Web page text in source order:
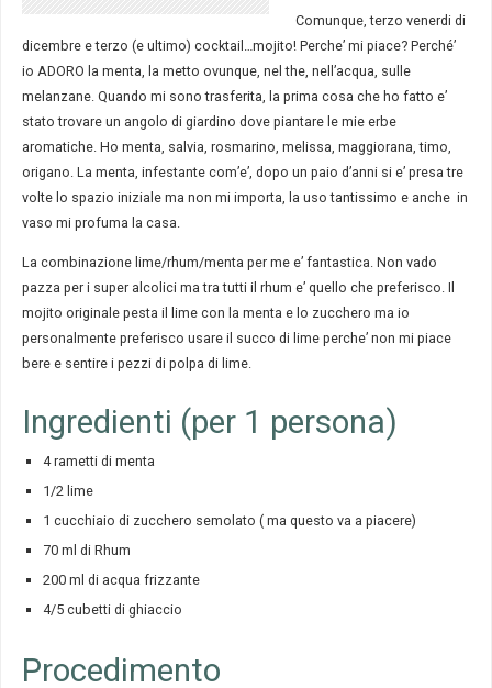
Comunque, terzo venerdi di
dicembre e terzo (e ultimo) cocktail…mojito! Perche’ mi piace? Perché’
io ADORO la menta, la metto ovunque, nel the, nell’acqua, sulle
melanzane. Quando mi sono trasferita, la prima cosa che ho fatto e’
stato trovare un angolo di giardino dove piantare le mie erbe
aromatiche. Ho menta, salvia, rosmarino, melissa, maggiorana, timo,
origano. La menta, infestante com’e’, dopo un paio d’anni si e’ presa tre
volte lo spazio iniziale ma non mi importa, la uso tantissimo e anche in
vaso mi profuma la casa.
La combinazione lime/rhum/menta per me e’ fantastica. Non vado
pazza per i super alcolici ma tra tutti il rhum e’ quello che preferisco. Il
mojito originale pesta il lime con la menta e lo zucchero ma io
personalmente preferisco usare il succo di lime perche’ non mi piace
bere e sentire i pezzi di polpa di lime.
Ingredienti (per 1 persona)
4 rametti di menta
1/2 lime
1 cucchiaio di zucchero semolato ( ma questo va a piacere)
70 ml di Rhum
200 ml di acqua frizzante
4/5 cubetti di ghiaccio
Procedimento